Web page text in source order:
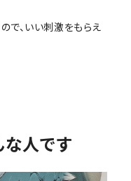
で、いい刺激をもらえ
な人です